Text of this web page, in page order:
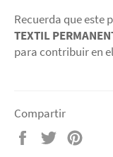
Recuerda que este
TEXTIL
para contribuir en
Compartir
Compartir
Tuitear